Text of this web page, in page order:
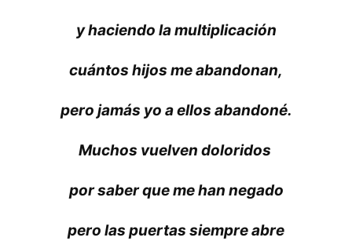
y haciendo la multiplicación
cuántos hijos me abandonan,
pero jamás yo a ellos abandoné.
Muchos vuelven doloridos
por saber que me han negado
pero las puertas siempre abre